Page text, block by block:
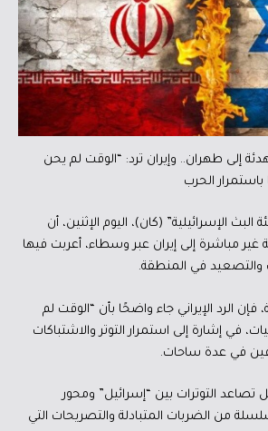
إلى طهران.. وإيران ترد: “الوقت لم يحن
الحرب
الإسرائيلية” (كان)، اليوم الإثنين، أن
غير مباشرة إلى إيران عبر وسطاء، أعربت فيها
والتصعيد في المنطقة.
فإن الرد الإيراني جاء واضحًا بأن “الوقت لم
في إشارة إلى استمرار التوتر والاشتباكات
في عدة ساحات.
تصاعد التوترات بين “إسرائيل” ومحور
من الضربات المتبادلة والتصريحات التي